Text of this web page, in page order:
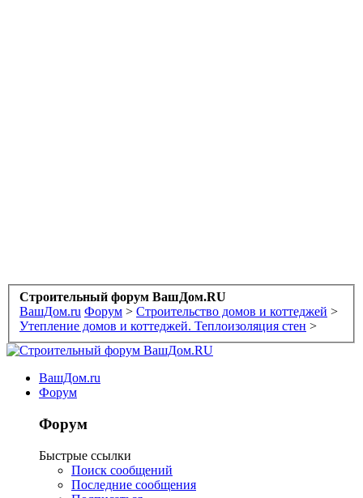
Строительный форум ВашДом.RU
ВашДом.ru Форум > Строительство домов и коттеджей >
Утепление домов и коттеджей. Теплоизоляция стен >
ВашДом.ru
Форум
Форум
Быстрые ссылки
Поиск сообщений
Последние сообщения